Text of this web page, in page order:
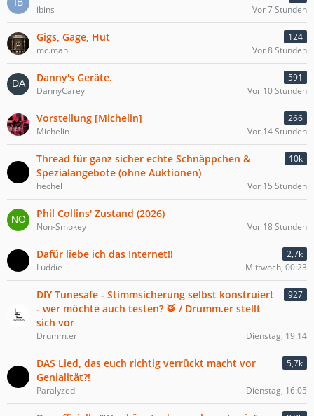
ibins
Vor 7 Stunden
Gigs, Gage, Hut
124
mc.man
Vor 8 Stunden
Danny's Geräte.
591
DannyCarey
Vor 10 Stunden
Vorstellung [Michelin]
266
Michelin
Vor 14 Stunden
Thread für ganz sicher echte Schnäppchen &
Spezialangebote (ohne Auktionen)
10k
hechel Vor 15 Stunden
Phil Collins' Zustand (2026)
Non-Smokey Vor 18 Stunden
Dafür liebe ich das Internet!!
2,7k
Luddie
Mittwoch, 00:23
DIY Tunesafe - Stimmsicherung selbst konstruiert
- wer möchte auch testen? 🥁 / Drumm.er stellt
sich vor
927
Drumm.er Dienstag, 19:14
DAS Lied, das euch richtig verrückt macht vor
Genialität?!
5,7k
Paralyzed Dienstag, 16:05